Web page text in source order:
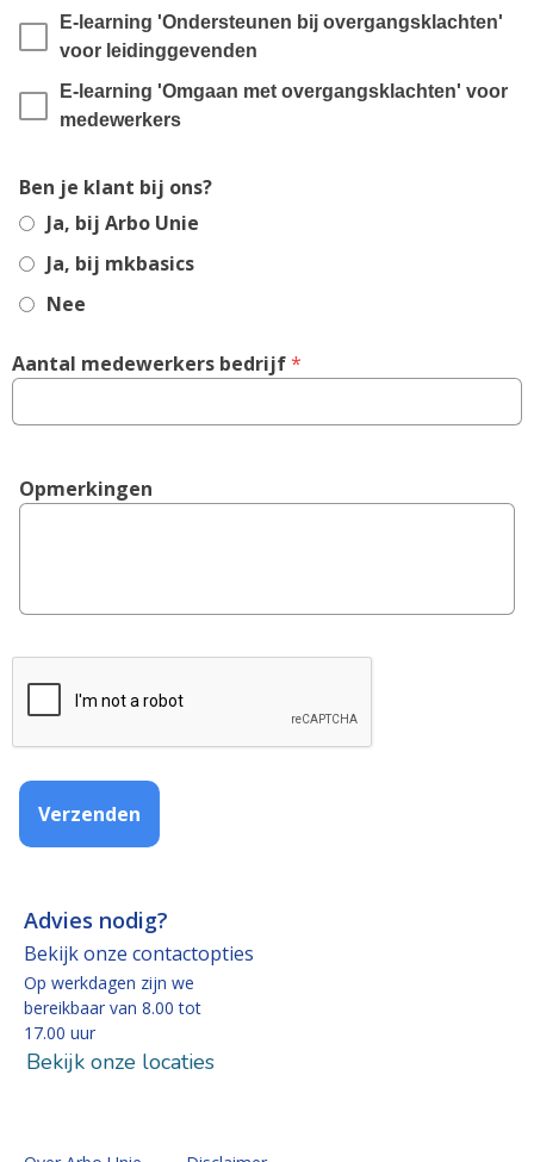
required
field
E-learning 'Ondersteunen bij overgangsklachten'
voor leidinggevenden
E-learning 'Omgaan met overgangsklachten' voor
medewerkers
Ben je klant bij ons?
Ja, bij Arbo Unie
Ja, bij mkbasics
Nee
Aantal medewerkers bedrijf *
Opmerkingen
Verzenden
Advies nodig?
Bekijk onze contactopties
Op werkdagen zijn we
bereikbaar van 8.00 tot
17.00 uur
Bekijk onze locaties